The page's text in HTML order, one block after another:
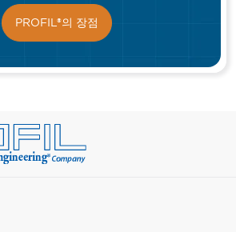
PROFIL®의 장점